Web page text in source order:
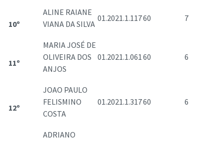
10º
ALINE RAIANE
VIANA DA SILVA
01.2021.1.11760 7
11º
MARIA JOSÉ DE
OLIVEIRA DOS
ANJOS
01.2021.1.06160 6
12º
JOAO PAULO
FELISMINO
COSTA
01.2021.1.31760 6
ADRIANO